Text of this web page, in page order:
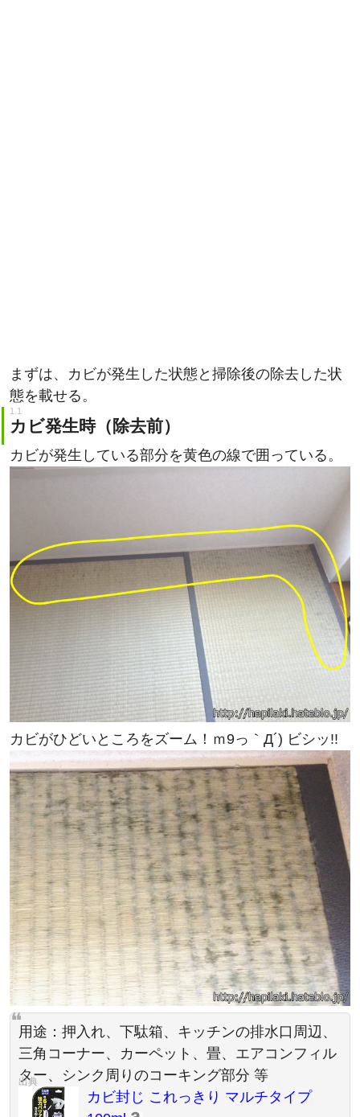
態を載せる。
カビ発生時（除去前）
カビが発生している部分を黄色の線で囲っている。
カビがひどいところをズーム！ｍ9っ｀Д´) ビシッ!!
用途：押入れ、下駄箱、キッチンの排水口周辺、
三角コーナー、カーペット、畳、エアコンフィル
ター、シンク周りのコーキング部分 等
カビ封じ これっきり マルチタイプ
100ml